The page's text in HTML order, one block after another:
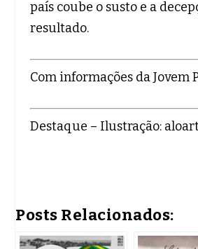
país coube o susto e a
resultado.
Com informações da Jovem
Destaque – Ilustração:
Posts Relacionados: